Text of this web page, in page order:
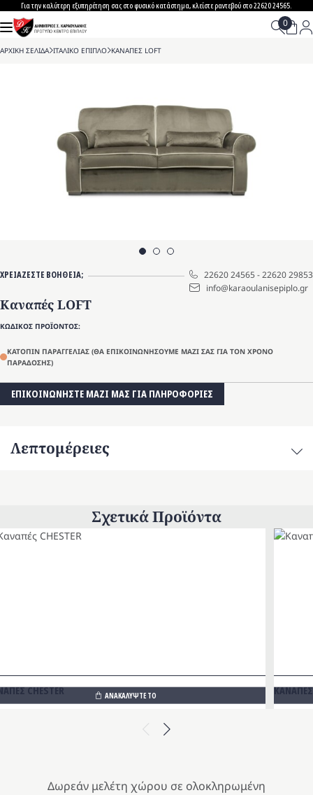
to
content
Για την καλύτερη εξυπηρέτηση σας στο φυσικό κατάστημα, κλείστε ραντεβού στο 22620 24565.
ΑΡΧΙΚΗ ΣΕΛΙΔΑ>ΙΤΑΛΙΚΟ ΕΠΙΠΛΟ>ΚΑΝΑΠΕΣ LOFT
ΧΡΕΙΑΖΕΣΤΕ ΒΟΗΘΕΙΑ; 22620 24565-22620 29853
info@karaoulanisepiplo.gr
Καναπές LOFT
ΚΩΔΙΚΟΣ ΠΡΟΪΟΝΤΟΣ:
ΚΑΤΟΠΙΝ ΠΑΡΑΓΓΕΛΙΑΣ (ΘΑ ΕΠΙΚΟΙΝΩΝΗΣΟΥΜΕ ΜΑΖΙ ΣΑΣ ΓΙΑ ΤΟΝ ΧΡΟΝΟ
ΠΑΡΑΔΟΣΗΣ)
ΕΠΙΚΟΙΝΩΝΗΣΤΕ ΜΑΖΙ ΜΑΣ ΓΙΑ ΠΛΗΡΟΦΟΡΙΕΣ
Λεπτομέρειες
Σχετικά Προϊόντα
Previous
CHESTER ΑΝΑΚΑΛΥΨΤΕ ΤΟ ΚΑΝΑΠΕΣ
Next
Δωρεάν μελέτη χώρου σε ολοκληρωμένη